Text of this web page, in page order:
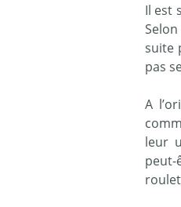
Il est
suite
pas
A
leur